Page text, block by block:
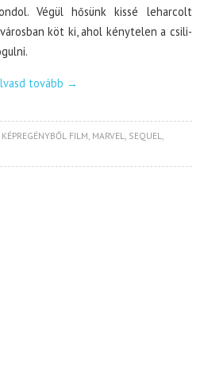
Végül hősünk kissé leharcolt
köt ki, ahol kénytelen a csili-
tovább →
KÉPREGÉNYBŐL FILM MARVEL SEQUEL